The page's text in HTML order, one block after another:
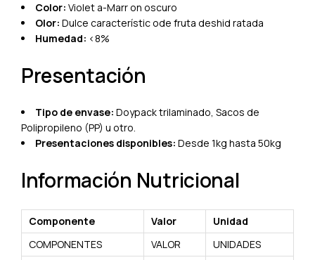
Color: Violet a-Marr on oscuro
Olor: Dulce característic ode fruta deshid ratada
Humedad: <8%
Presentación
Tipo de envase: Doypack trilaminado, Sacos de
Polipropileno (PP) u otro.
Presentaciones disponibles: Desde 1kg hasta 50kg
Información Nutricional
Componente Valor
Unidad
COMPONENTES
VALOR
UNIDADES